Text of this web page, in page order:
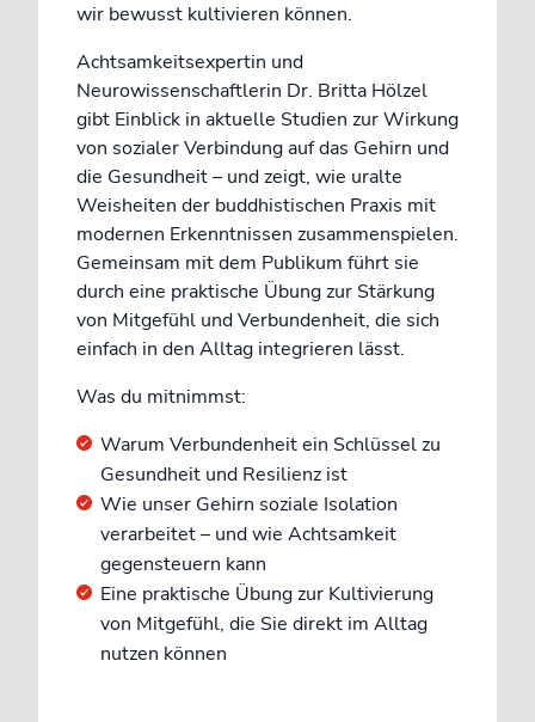
wir bewusst kultivieren können.
Achtsamkeitsexpertin und
Neurowissenschaftlerin Dr. Britta Hölzel
gibt Einblick in aktuelle Studien zur Wirkung
von sozialer Verbindung auf das Gehirn und
die Gesundheit – und zeigt, wie uralte
Weisheiten der buddhistischen Praxis mit
modernen Erkenntnissen zusammenspielen.
Gemeinsam mit dem Publikum führt sie
durch eine praktische Übung zur Stärkung
von Mitgefühl und Verbundenheit, die sich
einfach in den Alltag integrieren lässt.
Was du mitnimmst:
Warum Verbundenheit ein Schlüssel zu
Gesundheit und Resilienz ist
Wie unser Gehirn soziale Isolation
verarbeitet – und wie Achtsamkeit
gegensteuern kann
Eine praktische Übung zur Kultivierung
von Mitgefühl, die Sie direkt im Alltag
nutzen können